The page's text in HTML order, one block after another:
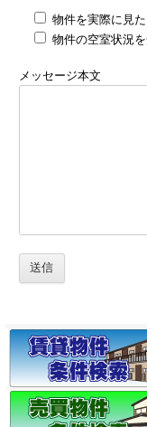
物件を実際に見
物件の空室状況
メッセージ本文